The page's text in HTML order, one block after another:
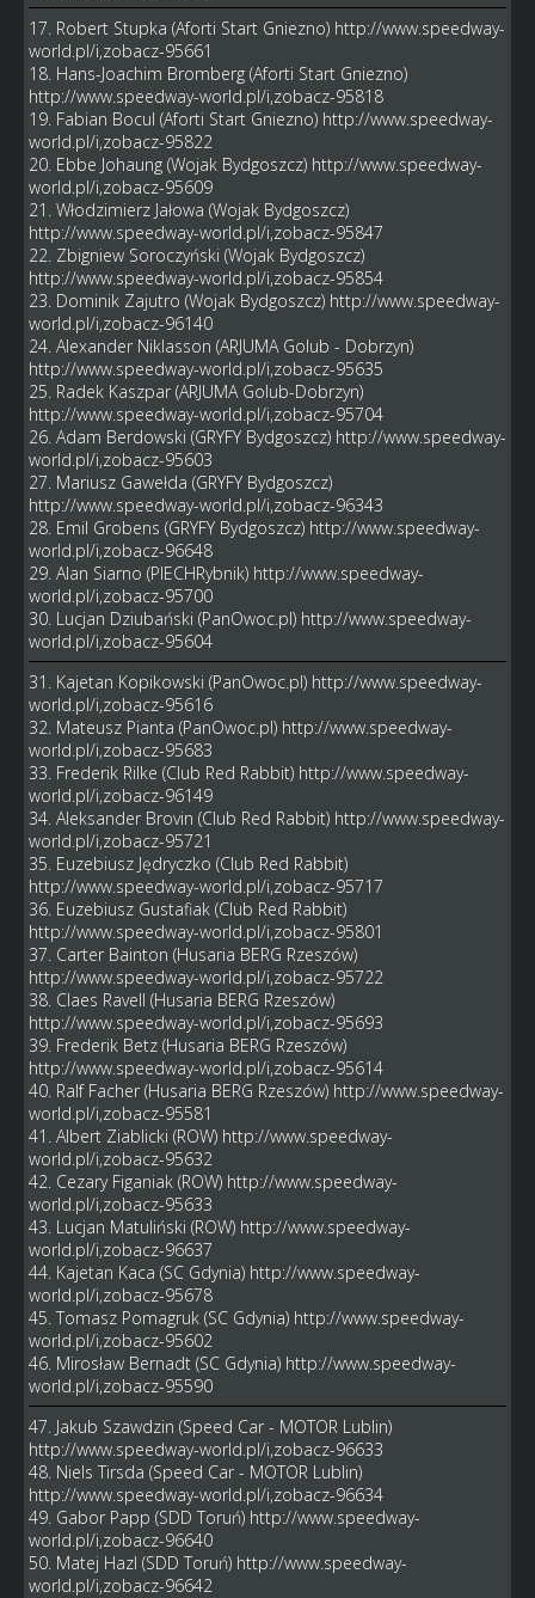
17. Robert Stupka (Aforti Start Gniezno) http://www.speedway-
world.pl/i,zobacz-95661
18. Hans-Joachim Bromberg (Aforti Start Gniezno)
http://www.speedway-world.pl/i,zobacz-95818
19. Fabian Bocul (Aforti Start Gniezno) http://www.speedway-
world.pl/i,zobacz-95822
20. Ebbe Johaung (Wojak Bydgoszcz) http://www.speedway-
world.pl/i,zobacz-95609
21. Włodzimierz Jałowa (Wojak Bydgoszcz)
http://www.speedway-world.pl/i,zobacz-95847
22. Zbigniew Soroczyński (Wojak Bydgoszcz)
http://www.speedway-world.pl/i,zobacz-95854
23. Dominik Zajutro (Wojak Bydgoszcz) http://www.speedway-
world.pl/i,zobacz-96140
24. Alexander Niklasson (ARJUMA Golub - Dobrzyn)
http://www.speedway-world.pl/i,zobacz-95635
25. Radek Kaszpar (ARJUMA Golub-Dobrzyn)
http://www.speedway-world.pl/i,zobacz-95704
26. Adam Berdowski (GRYFY Bydgoszcz) http://www.speedway-
world.pl/i,zobacz-95603
27. Mariusz Gawełda (GRYFY Bydgoszcz)
http://www.speedway-world.pl/i,zobacz-96343
28. Emil Grobens (GRYFY Bydgoszcz) http://www.speedway-
world.pl/i,zobacz-96648
29. Alan Siarno (PIECHRybnik) http://www.speedway-
world.pl/i,zobacz-95700
30. Lucjan Dziubański (PanOwoc.pl) http://www.speedway-
world.pl/i,zobacz-95604
31. Kajetan Kopikowski (PanOwoc.pl) http://www.speedway-
world.pl/i,zobacz-95616
32. Mateusz Pianta (PanOwoc.pl) http://www.speedway-
world.pl/i,zobacz-95683
33. Frederik Rilke (Club Red Rabbit) http://www.speedway-
world.pl/i,zobacz-96149
34. Aleksander Brovin (Club Red Rabbit) http://www.speedway-
world.pl/i,zobacz-95721
35. Euzebiusz Jędryczko (Club Red Rabbit)
http://www.speedway-world.pl/i,zobacz-95717
36. Euzebiusz Gustafiak (Club Red Rabbit)
http://www.speedway-world.pl/i,zobacz-95801
37. Carter Bainton (Husaria BERG Rzeszów)
http://www.speedway-world.pl/i,zobacz-95722
38. Claes Ravell (Husaria BERG Rzeszów)
http://www.speedway-world.pl/i,zobacz-95693
39. Frederik Betz (Husaria BERG Rzeszów)
http://www.speedway-world.pl/i,zobacz-95614
40. Ralf Facher (Husaria BERG Rzeszów) http://www.speedway-
world.pl/i,zobacz-95581
41. Albert Ziablicki (ROW) http://www.speedway-
world.pl/i,zobacz-95632
42. Cezary Figaniak (ROW) http://www.speedway-
world.pl/i,zobacz-95633
43. Lucjan Matuliński (ROW) http://www.speedway-
world.pl/i,zobacz-96637
44. Kajetan Kaca (SC Gdynia) http://www.speedway-
world.pl/i,zobacz-95678
45. Tomasz Pomagruk (SC Gdynia) http://www.speedway-
world.pl/i,zobacz-95602
46. Mirosław Bernadt (SC Gdynia) http://www.speedway-
world.pl/i,zobacz-95590
47. Jakub Szawdzin (Speed Car - MOTOR Lublin)
http://www.speedway-world.pl/i,zobacz-96633
48. Niels Tirsda (Speed Car - MOTOR Lublin)
http://www.speedway-world.pl/i,zobacz-96634
49. Gabor Papp (SDD Toruń) http://www.speedway-
world.pl/i,zobacz-96640
50. Matej Hazl (SDD Toruń) http://www.speedway-
world.pl/i,zobacz-96642